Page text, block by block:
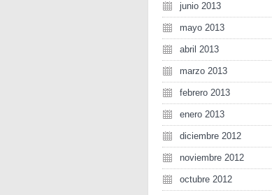
junio 2013
mayo 2013
abril 2013
marzo 2013
febrero 2013
enero 2013
diciembre 2012
noviembre 2012
octubre 2012